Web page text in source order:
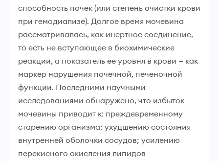
способность почек (или степень очистки крови
при гемодиализе). Долгое время мочевина
рассматривалась, как инертное соединение,
то есть не вступающее в биохимические
реакции, а показатель ее уровня в крови — как
маркер нарушения почечной, печеночной
функции. Последними научными
исследованиями обнаружено, что избыток
мочевины приводит к: преждевременному
старению организма; ухудшению состояния
внутренней оболочки сосудов; усилению
перекисного окисления липидов